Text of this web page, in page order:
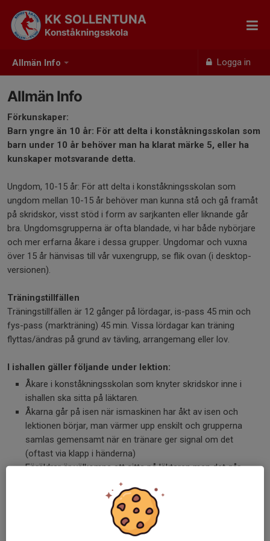
Allmän Info Logga in
KK SOLLENTUNA
Konståkningsskola
Allmän Info
Förkunskaper:
Barn yngre än 10 år: För att delta i konståkningsskolan som
barn under 10 år behöver man ha klarat märke 5, eller ha
kunskaper motsvarande detta.
Ungdom, 10-15 år: För att delta i konståkningsskolan som
ungdom mellan 10-15 år behöver man kunna stå och gå framåt
på skridskor, visst stöd i form av sarjkanten eller liknande går
bra. Ungdomsgrupperna är ofta blandade, vi har både nybörjare
och mer erfarna åkare i dessa grupper. Ungdomar och vuxna
över 15 år hänvisas till vår vuxengrupp, se flik ovan (i desktop-
versionen).
Träningstillfällen
Träningstillfällen är 12 gånger på lördagar, is-pass 45 min och
fys-pass (markträning) 45 min. Vissa lördagar kan träning
flyttas/ändras på grund av tävling, arrangemang eller lov.
I ishallen gäller följande under lektion:
Åkare i konståkningsskolan som knyter skridskor inne i
ishallen ska sitta på läktaren.
Åkarna går på isen när ismaskinen har åkt av isen och
lektionen börjar, man värmer upp enskilt och grupperna
samlas gemensamt när en tränare ger signal om det
(oftast via klapp i händerna)
Föräldrar är välkomna att sitta på läktaren men det går
också bra att exempelvis vänta utanför eller ta en
promenad under tiden träningen pågår. Vi ber er föräldrar
att inte stå vid plexiglaset då detta stör träningen.
Avstå en lektion om åkaren har hosta, förkylning- eller